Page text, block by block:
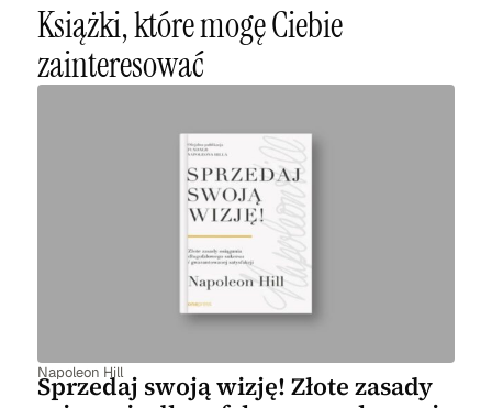
Książki, które mogę Ciebie
zainteresować
Napoleon Hill
Sprzedaj swoją wizję! Złote zasady